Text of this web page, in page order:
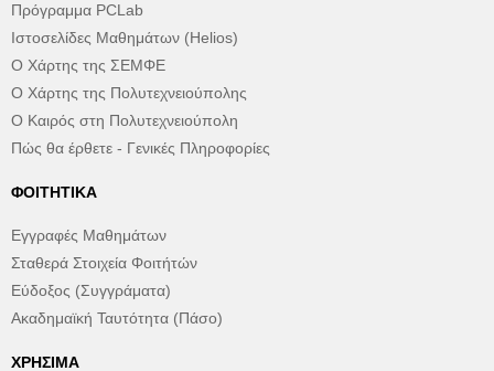
Πρόγραμμα PCLab
Ιστοσελίδες Μαθημάτων (Helios)
Ο Χάρτης της ΣΕΜΦΕ
Ο Χάρτης της Πολυτεχνειούπολης
Ο Καιρός στη Πολυτεχνειούπολη
Πώς θα έρθετε - Γενικές Πληροφορίες
ΦΟΙΤΗΤΙΚΆ
Εγγραφές Μαθημάτων
Σταθερά Στοιχεία Φοιτήτών
Εύδοξος (Συγγράματα)
Ακαδημαϊκή Ταυτότητα (Πάσο)
ΧΡΉΣΙΜΑ